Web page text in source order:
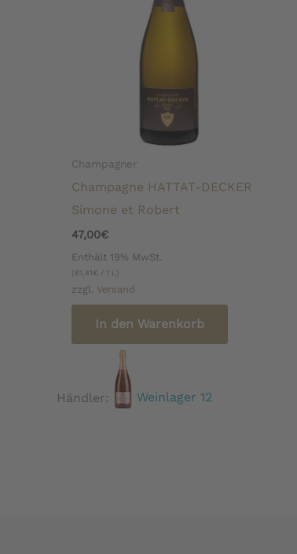
Champagner
Champagne HATTAT-DECKER
Simone et Robert
47,00€
Enthält 19% MwSt.
(61,41€ / 1 L)
zzgl. Versand
In den Warenkorb
Händler: Weinlager 12